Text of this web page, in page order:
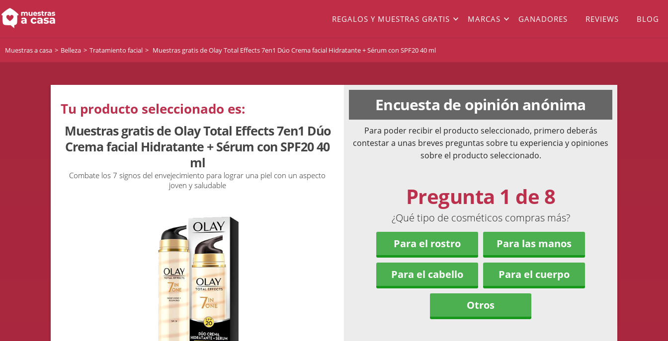
REGALOS Y MUESTRAS GRATIS MARCAS GANADORES REVIEWS BLOG
Muestras a casa Belleza Tratamiento facial Muestras gratis de Olay Total Effects 7en1 Dúo Crema facial Hidratante + Sérum con SPF20 40 ml
Tu producto seleccionado es:
Muestras gratis de Olay Total Effects 7en1 Dúo
Crema facial Hidratante + Sérum con SPF20 40
ml
Combate los 7 signos del envejecimiento para lograr una piel con un aspecto
joven y saludable
Encuesta de opinión anónima
Para poder recibir el producto seleccionado, primero deberás
contestar a unas breves preguntas sobre tu experiencia y opiniones
sobre el producto seleccionado.
Pregunta 1 de 8
¿Qué tipo de cosméticos compras más?
Para el rostro
Para las manos
Para el cabello Para el cuerpo
Otros